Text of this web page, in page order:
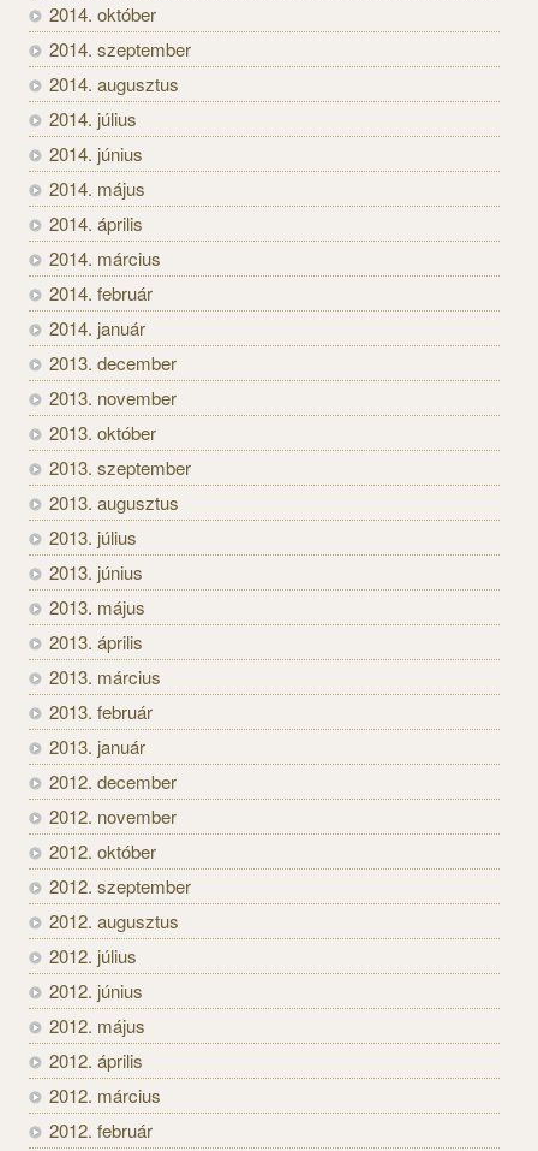
2014. október
2014. szeptember
2014. augusztus
2014. július
2014. június
2014. május
2014. április
2014. március
2014. február
2014. január
2013. december
2013. november
2013. október
2013. szeptember
2013. augusztus
2013. július
2013. június
2013. május
2013. április
2013. március
2013. február
2013. január
2012. december
2012. november
2012. október
2012. szeptember
2012. augusztus
2012. július
2012. június
2012. május
2012. április
2012. március
2012. február